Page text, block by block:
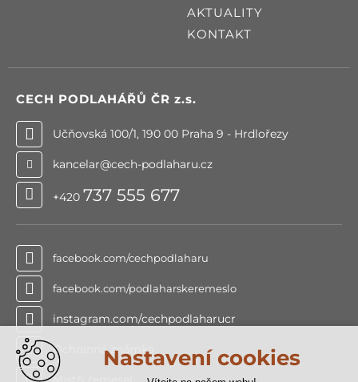
AKTUALITY
KONTAKT
CECH PODLAHÁŘŮ ČR z.s.
Učňovská 100/1, 190 00 Praha 9 - Hrdlořezy
kancelar@cech-podlaharu.cz
+420 737 555 677
facebook.com/cechpodlaharu
facebook.com/podlaharskeremeslo
instagram.com/cechpodlaharucr
Ochranná známkaNastavení cookies